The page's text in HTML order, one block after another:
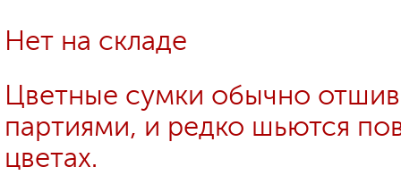
Нет на складе
Цветные сумки обычно
партиями, и редко шьются
цветах.